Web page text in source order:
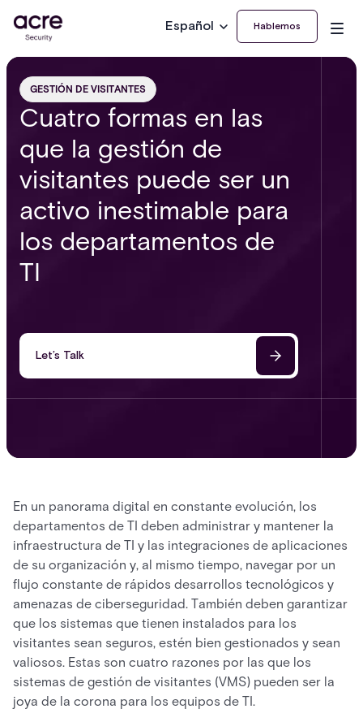
Español Hablemos
GESTIÓN DE VISITANTES
Cuatro formas en las
que la gestión de
visitantes puede ser un
activo inestimable para
los departamentos de
TI
Let’s Talk
En un panorama digital en constante evolución, los
departamentos de TI deben administrar y mantener la
infraestructura de TI y las integraciones de aplicaciones
de su organización y, al mismo tiempo, navegar por un
flujo constante de rápidos desarrollos tecnológicos y
amenazas de ciberseguridad. También deben garantizar
que los sistemas que tienen instalados para los
visitantes sean seguros, estén bien gestionados y sean
valiosos. Estas son cuatro razones por las que los
sistemas de gestión de visitantes (VMS) pueden ser la
joya de la corona para los equipos de TI.